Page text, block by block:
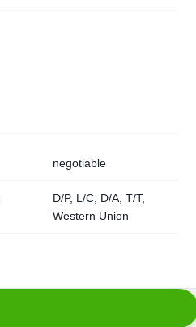
negotiable
D/P, L/C, D/A, T/T,
Western Union